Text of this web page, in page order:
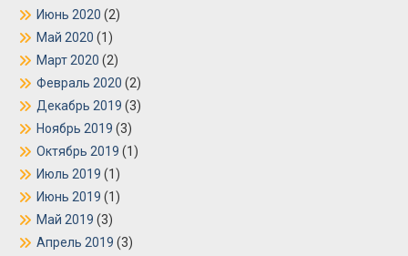
Июнь 2020 (2)
Май 2020 (1)
Март 2020 (2)
Февраль 2020 (2)
Декабрь 2019 (3)
Ноябрь 2019 (3)
Октябрь 2019 (1)
Июль 2019 (1)
Июнь 2019 (1)
Май 2019 (3)
Апрель 2019 (3)